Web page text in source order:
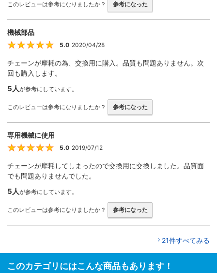
このレビューは参考になりましたか？ 参考になった
機械部品
5
5.0 2020/04/28
チェーンが摩耗の為、交換用に購入。品質も問題ありません。次
回も購入します。
5人が参考にしています。
このレビューは参考になりましたか？ 参考になった
専用機械に使用
5
5.0 2019/07/12
チェーンが摩耗してしまったので交換用に交換しました。品質面
でも問題ありませんでした。
5人が参考にしています。
このレビューは参考になりましたか？ 参考になった
21件すべてみる
このカテゴリにはこんな商品もあります！